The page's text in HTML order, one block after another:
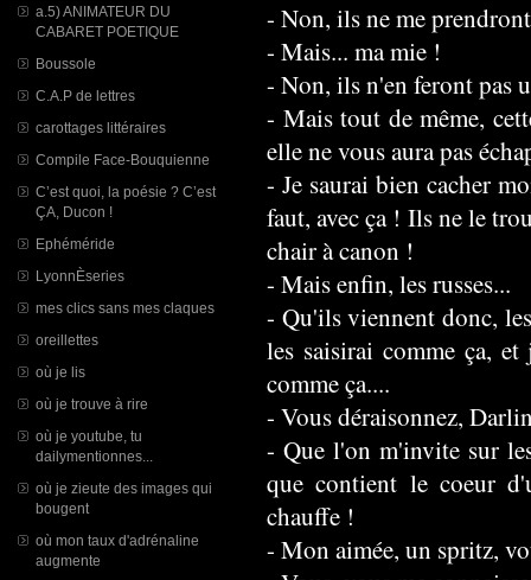
a.5) ANIMATEUR DU
CABARET POETIQUE
Boussole
C.A.P de lettres
carottages littéraires
Compile Face-Bouquienne
C’est quoi, la poésie ? C’est
ÇA, Ducon !
Ephéméride
LyonnÈseries
mes clics sans mes claques
oreillettes
où je lis
où je trouve à rire
où je youtube, tu
dailymentionnes...
où je zieute des images qui
bougent
où mon taux d'adrénaline
augmente
- Non, ils ne me
- Mais... ma mie !
- Non, ils n'en feront pas
- Mais tout de même,
elle ne vous aura pas
- Je saurai bien cacher
faut, avec ça ! Ils ne le
chair à canon !
- Mais enfin, les russes...
- Qu'ils viennent donc,
les saisirai comme ça,
comme ça....
- Vous déraisonnez,
- Que l'on m'invite sur
que contient le coeur
chauffe !
- Mon aimée, un spritz,